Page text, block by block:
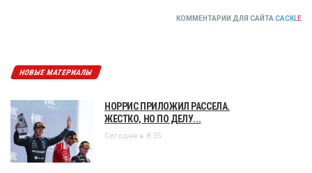
КОММЕНТАРИИ ДЛЯ САЙТА CACKLE
НОВЫЕ МАТЕРИАЛЫ
НОРРИС ПРИЛОЖИЛ РАССЕЛА.
ЖЕСТКО, НО ПО ДЕЛУ...
Сегодня в 8:35